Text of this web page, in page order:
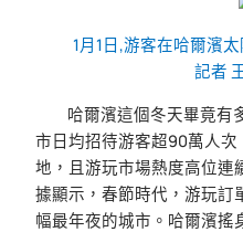
1月1日,游客在哈爾濱
記者
哈爾濱這個冬天畢竟有
市日均招待游客超90萬人
地，且游玩市場熱度高位連
據顯示，春節時代，游玩訂
幅最年夜的城市。哈爾濱搖